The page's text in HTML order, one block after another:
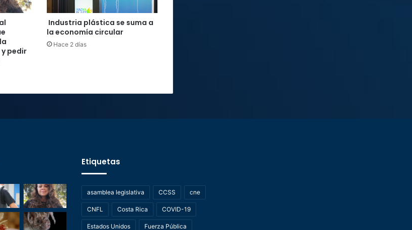
pedir
Industria plástica se suma a
la economía circular
Hace 2 días
Etiquetas
asamblea legislativa CCSS cne
CNFL Costa Rica COVID-19
Estados Unidos Fuerza Pública